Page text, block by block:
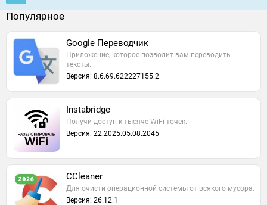
Популярное
Google Переводчик
Приложение, которое позволит вам переводить
тексты.
Версия: 8.6.69.622227155.2
Instabridge
Получи доступ к тысяче WiFi точек.
Версия: 22.2025.05.08.2045
CCleaner
Для очисти операционной системы от всякого мусора.
Версия: 26.12.1